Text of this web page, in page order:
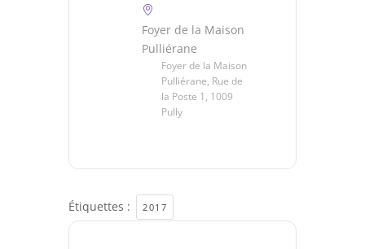
Foyer de la Maison
Pulliérane
Foyer de la Maison
Pulliérane, Rue de
la Poste 1, 1009
Pully
Étiquettes : 2017